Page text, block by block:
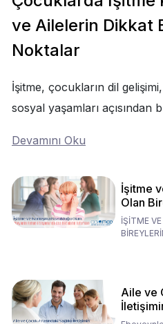
ve Ailelerin Dikkat
Noktalar
İşitme, çocukların dil
sosyal yaşamları açısından
Devamını Oku
İşitme
Olan
İŞİTME
Aile ve